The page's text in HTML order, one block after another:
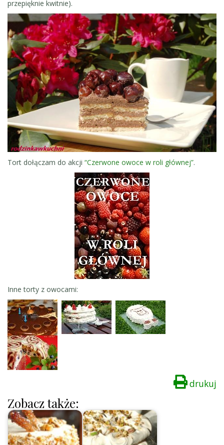
przepięknie kwitnie).
Tort dołączam do akcji “Czerwone owoce w roli głównej”.
Inne torty z owocami:
drukuj
Zobacz także: